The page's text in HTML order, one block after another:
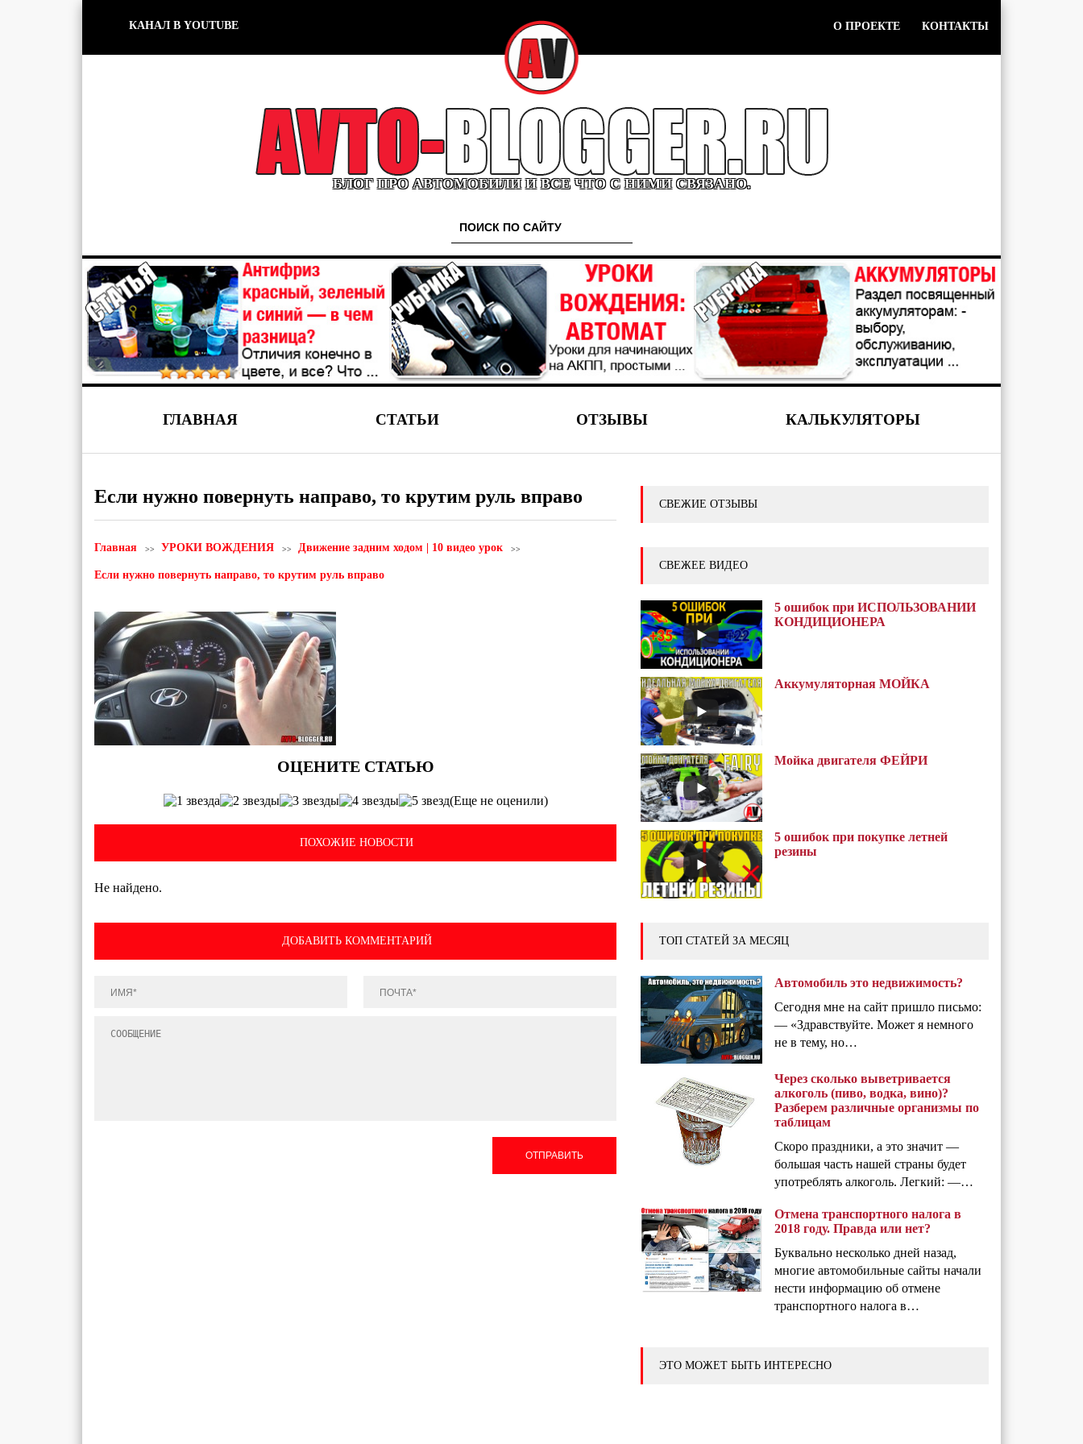
КАНАЛ В YOUTUBE О ПРОЕКТЕ КОНТАКТЫ
БЛОГ ПРО АВТОМОБИЛИ И ВСЕ ЧТО С НИМИ СВЯЗАНО.
ГЛАВНАЯ СТАТЬИ ОТЗЫВЫ КАЛЬКУЛЯТОРЫ
Если нужно повернуть направо, то крутим руль вправо
Главная УРОКИ ВОЖДЕНИЯ Движение задним ходом | 10 видео урок
Если нужно повернуть направо, то крутим руль вправо
(Еще не оценили)
ПОХОЖИЕ НОВОСТИ
Не найдено.
ДОБАВИТЬ КОММЕНТАРИЙ
ОТПРАВИТЬ
СВЕЖИЕ ОТЗЫВЫ
СВЕЖЕЕ ВИДЕО
5 ошибок при ИСПОЛЬЗОВАНИИ
КОНДИЦИОНЕРА
Аккумуляторная МОЙКА
Мойка двигателя ФЕЙРИ
5 ошибок при покупке летней
резины
ТОП СТАТЕЙ ЗА МЕСЯЦ
Автомобиль это недвижимость?
Сегодня мне на сайт пришло письмо:
— «Здравствуйте. Может я немного
не в тему, но…
Через сколько выветривается
алкоголь (пиво, водка, вино)?
Разберем различные организмы по
таблицам
Скоро праздники, а это значит —
большая часть нашей страны будет
употреблять алкоголь. Легкий: —…
Отмена транспортного налога в
2018 году. Правда или нет?
Буквально несколько дней назад,
многие автомобильные сайты начали
нести информацию об отмене
транспортного налога в…
ЭТО МОЖЕТ БЫТЬ ИНТЕРЕСНО